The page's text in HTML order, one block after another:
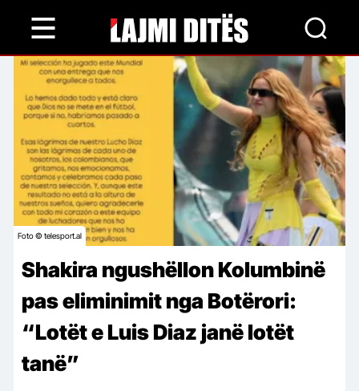
content
Foto © telesport.al
Shakira ngushëllon Kolumbinë
pas eliminimit nga Botërori:
“Lotët e Luis Diaz janë lotët
tanë”